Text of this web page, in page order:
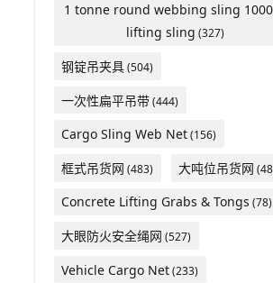
1 tonne round webbing sling
lifting sling (327)
钢锭吊夹具(504)
一次性扁平吊带(444)
Cargo Sling Web Net(156)
框式吊货网 (483) 大吨位吊货网
Concrete Lifting Grabs & Tongs (78)
大眼防火安全绳网 (527)
Vehicle Cargo Net(233)